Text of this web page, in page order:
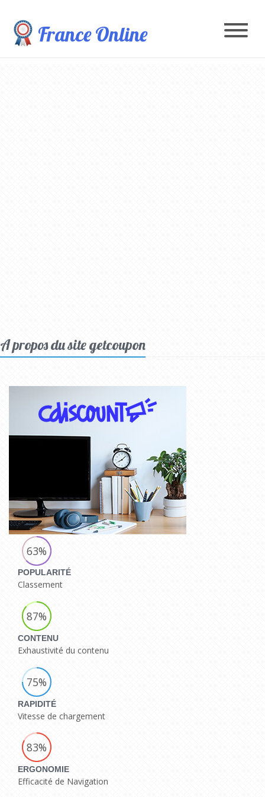
France Online
A propos du site getcoupon
63%
POPULARITÉ
Classement
87%
CONTENU
Exhaustivité du contenu
75%
RAPIDITÉ
Vitesse de chargement
83%
ERGONOMIE
Efficacité de Navigation